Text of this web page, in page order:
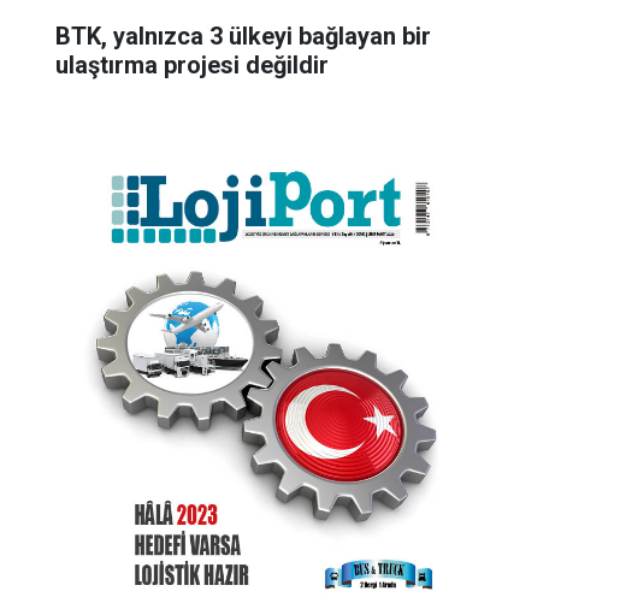
BTK, yalnızca 3 ülkeyi bağlayan bir
ulaştırma projesi değildir